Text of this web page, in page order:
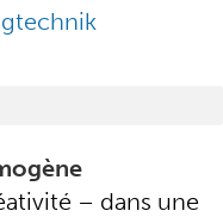
– dans une